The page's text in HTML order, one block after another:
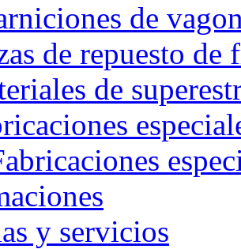
de
de repuesto de
de
y servicios